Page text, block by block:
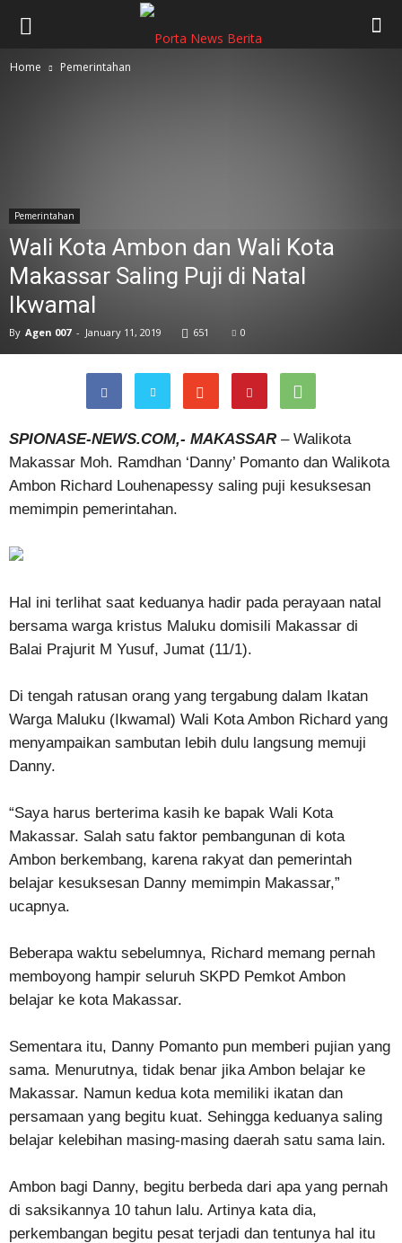
Home Pemerintahan
Pemerintahan
Wali Kota Ambon dan Wali Kota
Makassar Saling Puji di Natal
Ikwamal
By Agen 007 - January 11, 2019 651 0
SPIONASE-NEWS.COM,- MAKASSAR – Walikota
Makassar Moh. Ramdhan ‘Danny’ Pomanto dan Walikota
Ambon Richard Louhenapessy saling puji kesuksesan
memimpin pemerintahan.
Hal ini terlihat saat keduanya hadir pada perayaan natal
bersama warga kristus Maluku domisili Makassar di
Balai Prajurit M Yusuf, Jumat (11/1).
Di tengah ratusan orang yang tergabung dalam Ikatan
Warga Maluku (Ikwamal) Wali Kota Ambon Richard yang
menyampaikan sambutan lebih dulu langsung memuji
Danny.
“Saya harus berterima kasih ke bapak Wali Kota
Makassar. Salah satu faktor pembangunan di kota
Ambon berkembang, karena rakyat dan pemerintah
belajar kesuksesan Danny memimpin Makassar,”
ucapnya.
Beberapa waktu sebelumnya, Richard memang pernah
memboyong hampir seluruh SKPD Pemkot Ambon
belajar ke kota Makassar.
Sementara itu, Danny Pomanto pun memberi pujian yang
sama. Menurutnya, tidak benar jika Ambon belajar ke
Makassar. Namun kedua kota memiliki ikatan dan
persamaan yang begitu kuat. Sehingga keduanya saling
belajar kelebihan masing-masing daerah satu sama lain.
Ambon bagi Danny, begitu berbeda dari apa yang pernah
di saksikannya 10 tahun lalu. Artinya kata dia,
perkembangan begitu pesat terjadi dan tentunya hal itu